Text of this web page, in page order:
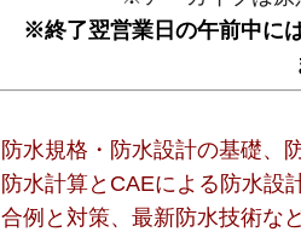
※終了翌営業日の午前中に
防水規格・防水設計の基礎、
防水計算とCAEによる防水設
合例と対策、最新防水技術な